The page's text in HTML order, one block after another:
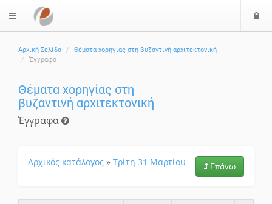
$langMenu
Αρχική Σελίδα
Θέματα χορηγίας στη βυζαντινή αρχιτεκτονική
Έγγραφα
Θέματα χορηγίας στη
βυζαντινή αρχιτεκτονική
Έγγραφα
Επάνω
Αρχικός κατάλογος » Τρίτη 31 Μαρτίου